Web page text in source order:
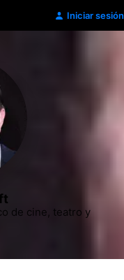
Iniciar sesión
de cine, teatro y